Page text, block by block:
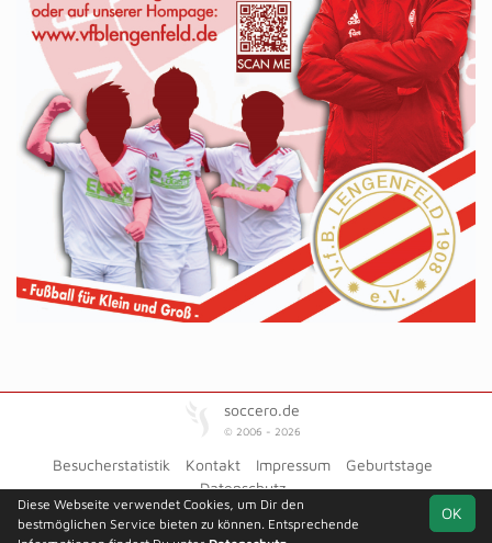
soccero.de
© 2006 - 2026
Besucherstatistik Kontakt Impressum
Geburtstage
Datenschutz
OK
Diese Webseite verwendet Cookies, um Dir den
bestmöglichen Service bieten zu können. Entsprechende